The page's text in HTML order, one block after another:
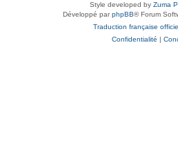
Style developed by Zuma
Développé parphpBB® Forum
Traduction française
Confidentialité |